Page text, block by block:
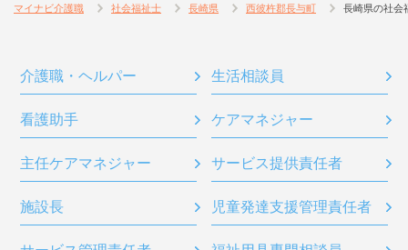
マイナビ介護職 社会福祉士 長崎県 西彼杵郡長与町 長崎県の社会
介護職・ヘルパー 生活相談員
看護助手 ケアマネジャー
主任ケアマネジャー サービス提供責任者
施設長 児童発達支援管理責任者